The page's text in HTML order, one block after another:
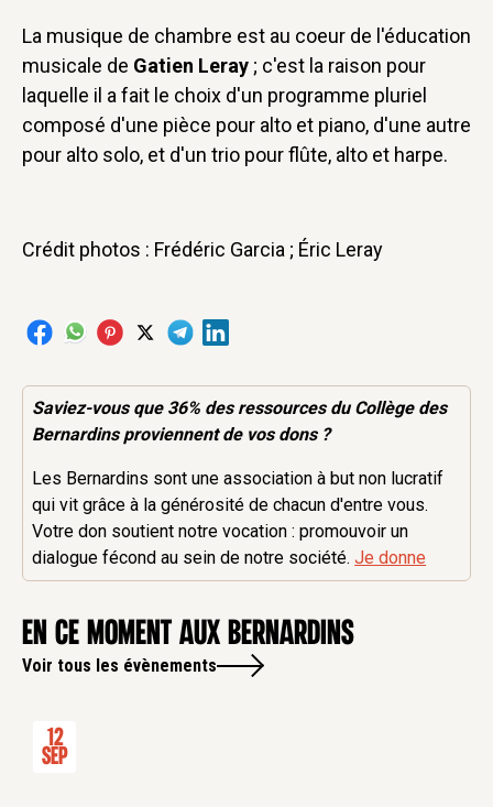
La musique de chambre est au coeur de l'éducation
musicale de Gatien Leray ; c'est la raison pour
laquelle il a fait le choix d'un programme pluriel
composé d'une pièce pour alto et piano, d'une autre
pour alto solo, et d'un trio pour flûte, alto et harpe.
Crédit photos : Frédéric Garcia ; Éric Leray
Saviez-vous que 36% desressourcesdu Collège des
Bernardins proviennent de vos dons ?
Les Bernardins sont une association à but non lucratif
qui vit grâce à la générosité de chacun d'entre vous.
Votre don soutient notre vocation : promouvoir un
dialogue fécond au sein de notre société.Je donne
en ce moment aux Bernardins
Voir tous les évènements
12
Sep